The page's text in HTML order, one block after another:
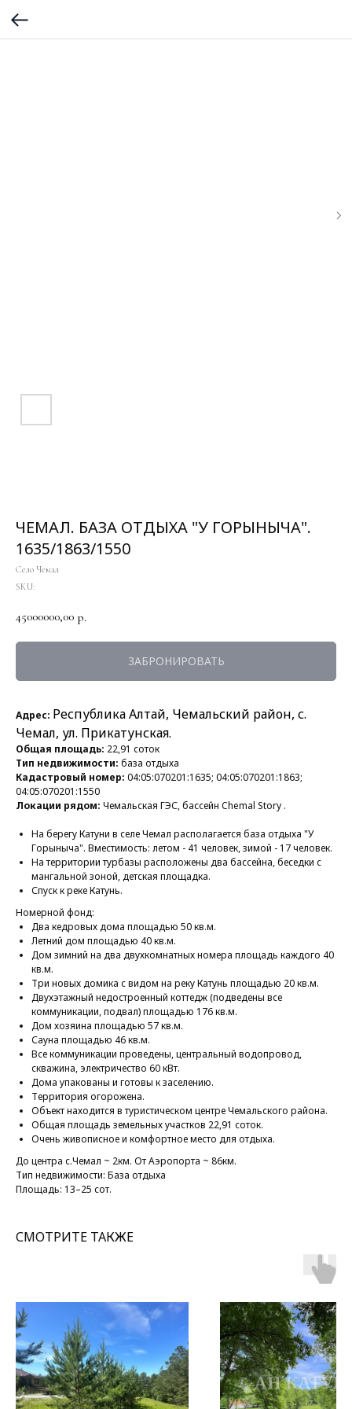
ЧЕМАЛ. БАЗА ОТДЫХА "У ГОРЫНЫЧА".
1635/1863/1550
Село Чемал
SKU:
45000000,00 р.
ЗАБРОНИРОВАТЬ
Адрес: Республика Алтай, Чемальский район, с.
Чемал, ул. Прикатунская.
Общая площадь: 22,91 соток
Тип недвижимости: база отдыха
Кадастровый номер: 04:05:070201:1635; 04:05:070201:1863;
04:05:070201:1550
Локации рядом: Чемальская ГЭС, бассейн Chemal Story .
На берегу Катуни в селе Чемал располагается база отдыха "У
Горыныча". Вместимость: летом - 41 человек, зимой - 17 человек.
На территории турбазы расположены два бассейна, беседки с
мангальной зоной, детская площадка.
Спуск к реке Катунь.
Номерной фонд:
Два кедровых дома площадью 50 кв.м.
Летний дом площадью 40 кв.м.
Дом зимний на два двухкомнатных номера площадь каждого 40
кв.м.
Три новых домика с видом на реку Катунь площадью 20 кв.м.
Двухэтажный недостроенный коттедж (подведены все
коммуникации, подвал) площадью 176 кв.м.
Дом хозяина площадью 57 кв.м.
Сауна площадью 46 кв.м.
Все коммуникации проведены, центральный водопровод,
скважина, электричество 60 кВт.
Дома упакованы и готовы к заселению.
Территория огорожена.
Объект находится в туристическом центре Чемальского района.
Общая площадь земельных участков 22,91 соток.
Очень живописное и комфортное место для отдыха.
До центра с.Чемал ~ 2км. От Аэропорта ~ 86км.
Тип недвижимости: База отдыха
Площадь: 13–25 сот.
СМОТРИТЕ ТАКЖЕ